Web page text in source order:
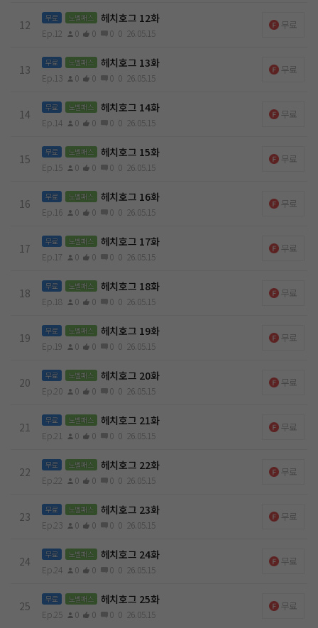
12
무료 노벨패스 헤치호그 12화
Ep.12 0 0 0 0 26.05.15
무료
13
무료 노벨패스 헤치호그 13화
Ep.13 0 0 0 0 26.05.15
무료
14
무료 노벨패스 헤치호그 14화
Ep.14 0 0 0 0 26.05.15
무료
15
무료 노벨패스 헤치호그 15화
Ep.15 0 0 0 0 26.05.15
무료
16
무료 노벨패스 헤치호그 16화
Ep.16 0 0 0 0 26.05.15
무료
17
무료 노벨패스 헤치호그 17화
Ep.17 0 0 0 0 26.05.15
무료
18
무료 노벨패스 헤치호그 18화
Ep.18 0 0 0 0 26.05.15
무료
19
무료 노벨패스 헤치호그 19화
Ep.19 0 0 0 0 26.05.15
무료
20
무료 노벨패스 헤치호그 20화
Ep.20 0 0 0 0 26.05.15
무료
21
무료 노벨패스 헤치호그 21화
Ep.21 0 0 0 0 26.05.15
무료
22
무료 노벨패스 헤치호그 22화
Ep.22 0 0 0 0 26.05.15
무료
23
무료 노벨패스 헤치호그 23화
Ep.23 0 0 0 0 26.05.15
무료
24
무료 노벨패스 헤치호그 24화
Ep.24 0 0 0 0 26.05.15
무료
25
무료 노벨패스 헤치호그 25화
Ep.25 0 0 0 0 26.05.15
무료